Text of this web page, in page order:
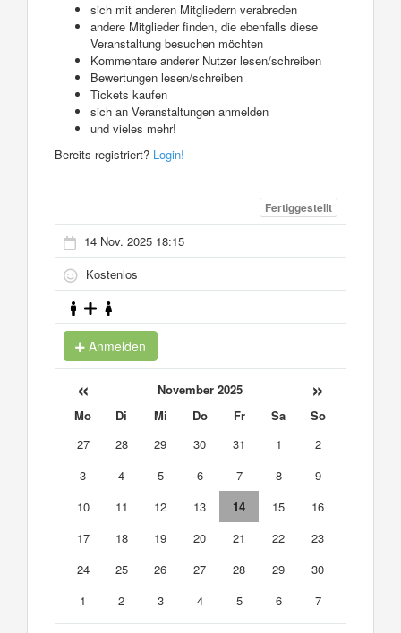
sich mit anderen Mitgliedern verabreden
andere Mitglieder finden, die ebenfalls diese
Veranstaltung besuchen möchten
Kommentare anderer Nutzer lesen/schreiben
Bewertungen lesen/schreiben
Tickets kaufen
sich an Veranstaltungen anmelden
und vieles mehr!
Bereits registriert? Login!
Fertiggestellt
14 Nov. 2025 18:15
Kostenlos
Anmelden
« November 2025 »
Mo Di Mi Do Fr Sa
So
27
28 29 30 31 1
2
3
4 5 6 7 8
9
10
11 12 13 14 15
16
17
18 19 20 21 22
23
24
25 26 27 28 29
30
1
2 3 4 5 6 7